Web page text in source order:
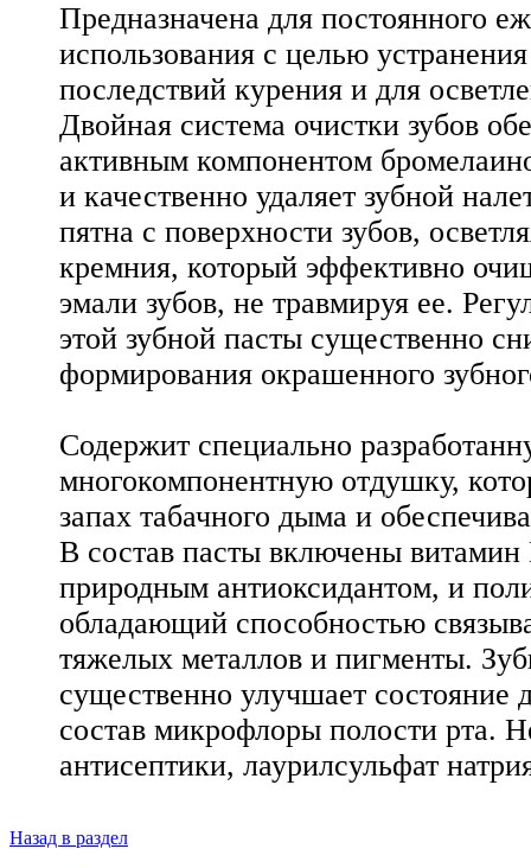
Предназначена для постоянного
использования с целью
последствий курения и для
Двойная система очистки зубов
активным компонентом
и качественно удаляет зубной
пятна с поверхности зубов,
кремния, который эффективно
эмали зубов, не травмируя ее.
этой зубной пасты существенно
формирования окрашенного
Содержит специально
многокомпонентную отдушку,
запах табачного дыма и
В состав пасты включены
природным антиоксидантом, и
обладающий способностью
тяжелых металлов и пигменты.
существенно улучшает состояние
состав микрофлоры полости рта.
антисептики, лаурилсульфат
Назад в раздел